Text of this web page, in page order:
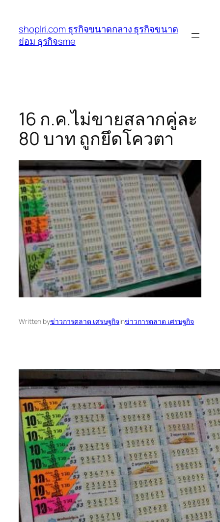
เนื้อหา
shoplri.com ธุรกิจขนาดกลาง ธุรกิจขนาด
ย่อม ธุรกิจsme
16 ก.ค.ไม่ขายสลากคู่ละ
80 บาท ถูกยึดโควตา
Written byข่าวการตลาด เศรษฐกิจinข่าวการตลาด เศรษฐกิจ